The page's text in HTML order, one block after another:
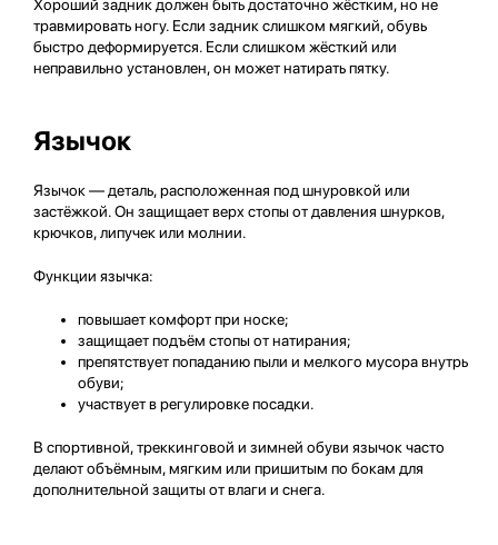
Хороший задник должен быть достаточно жёстким, но не
травмировать ногу. Если задник слишком мягкий, обувь
быстро деформируется. Если слишком жёсткий или
неправильно установлен, он может натирать пятку.
Язычок
Язычок — деталь, расположенная под шнуровкой или
застёжкой. Он защищает верх стопы от давления шнурков,
крючков, липучек или молнии.
Функции язычка:
повышает комфорт при носке;
защищает подъём стопы от натирания;
препятствует попаданию пыли и мелкого мусора внутрь
обуви;
участвует в регулировке посадки.
В спортивной, треккинговой и зимней обуви язычок часто
делают объёмным, мягким или пришитым по бокам для
дополнительной защиты от влаги и снега.